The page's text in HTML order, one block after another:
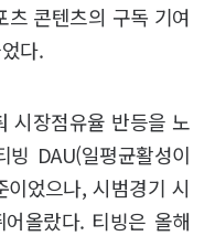
콘텐츠의 구독 기여
다.
시장점유율 반등을 노
DAU(일평균활성이
었으나, 시범경기 시
올랐다. 티빙은 올해